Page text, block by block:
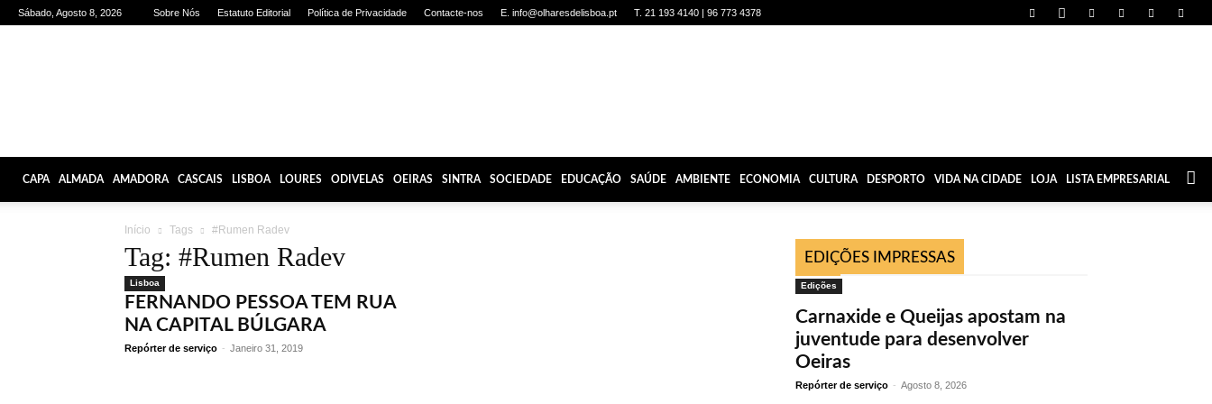
Sábado, Agosto 8, 2026 Sobre Nós Estatuto Editorial Política de Privacidade Contacte-nos E. info@olharesdelisboa.pt T. 21 193 4140 | 96 773 4378
CAPA ALMADA AMADORA CASCAIS LISBOA LOURES ODIVELAS OEIRAS SINTRA SOCIEDADE EDUCAÇÃO SAÚDE AMBIENTE ECONOMIA CULTURA DESPORTO VIDA NA CIDADE LOJA LISTA EMPRESARIAL
Início Tags #Rumen Radev
Tag: #Rumen Radev
Lisboa
FERNANDO PESSOA TEM RUA
NA CAPITAL BÚLGARA
Repórter de serviço - Janeiro 31, 2019
EDIÇÕES IMPRESSAS
Edições
Carnaxide e Queijas apostam na
juventude para desenvolver
Oeiras
Repórter de serviço - Agosto 8, 2026